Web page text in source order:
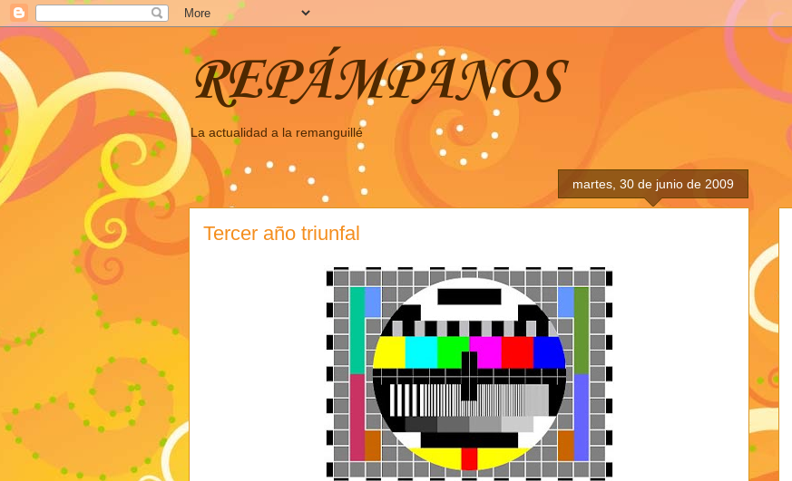
REPÁMPANOS
La actualidad a la remanguillé
martes, 30 de junio de 2009
Tercer año triunfal